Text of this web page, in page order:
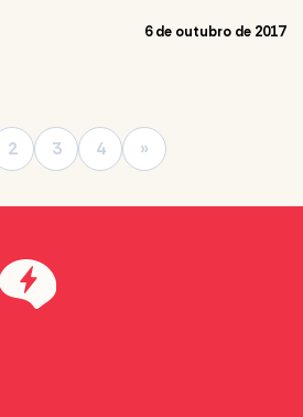
6 de outubro de 2017
2 3 4 »